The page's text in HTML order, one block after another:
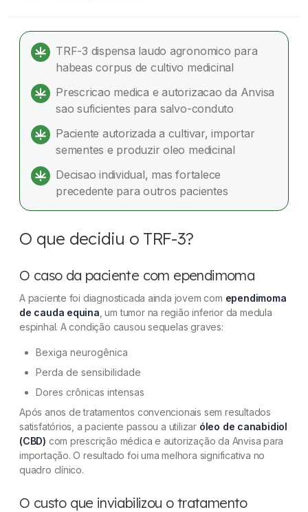
TRF-3 Autoriza Cultivo de Cannabis Medicinal
Sem Laudo Agronomico
O que decidiu o TRF-3?
Por que o laudo agronômico foi dispensado?
O que a decisão autoriza na prática?
O que isso significa para outros pacientes?
Dúvidas frequentes
TRF-3 dispensa laudo agronomico para
habeas corpus de cultivo medicinal
Prescricao medica e autorizacao da Anvisa
sao suficientes para salvo-conduto
Paciente autorizada a cultivar, importar
sementes e produzir oleo medicinal
Decisao individual, mas fortalece
precedente para outros pacientes
O que decidiu o TRF-3?
O caso da paciente com ependimoma
A paciente foi diagnosticada ainda jovem com ependimoma
de cauda equina , um tumor na região inferior da medula
espinhal. A condição causou sequelas graves:
Bexiga neurogênica
Perda de sensibilidade
Dores crônicas intensas
Após anos de tratamentos convencionais sem resultados
satisfatórios, a paciente passou a utilizar óleo de canabidiol
(CBD) com prescrição médica e autorização da Anvisa para
importação. O resultado foi uma melhora significativa no
quadro clínico.
O custo que inviabilizou o tratamento